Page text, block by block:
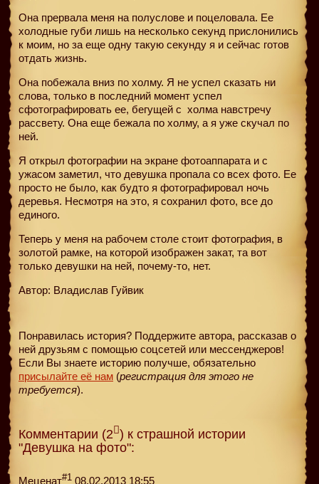
Она прервала меня на полуслове и поцеловала. Ее
холодные губи лишь на несколько секунд прислонились
к моим, но за еще одну такую секунду я и сейчас готов
отдать жизнь.
Она побежала вниз по холму. Я не успел сказать ни
слова, только в последний момент успел
сфотографировать ее, бегущей с холма навстречу
рассвету. Она еще бежала по холму, а я уже скучал по
ней.
Я открыл фотографии на экране фотоаппарата и с
ужасом заметил, что девушка пропала со всех фото. Ее
просто не было, как будто я фотографировал ночь
деревья. Несмотря на это, я сохранил фото, все до
единого.
Теперь у меня на рабочем столе стоит фотография, в
золотой рамке, на которой изображен закат, та вот
только девушки на ней, почему-то, нет.
Автор: Владислав Гуйвик
Понравилась история? Поддержите автора, рассказав о
ней друзьям с помощью соцсетей или мессенджеров!
Если Вы знаете историю получше, обязательно
присылайте её нам (регистрация для этого не
требуется).
Комментарии (2 ) к страшной истории
"Девушка на фото":
Меценат#1 08.02.2013 18:55